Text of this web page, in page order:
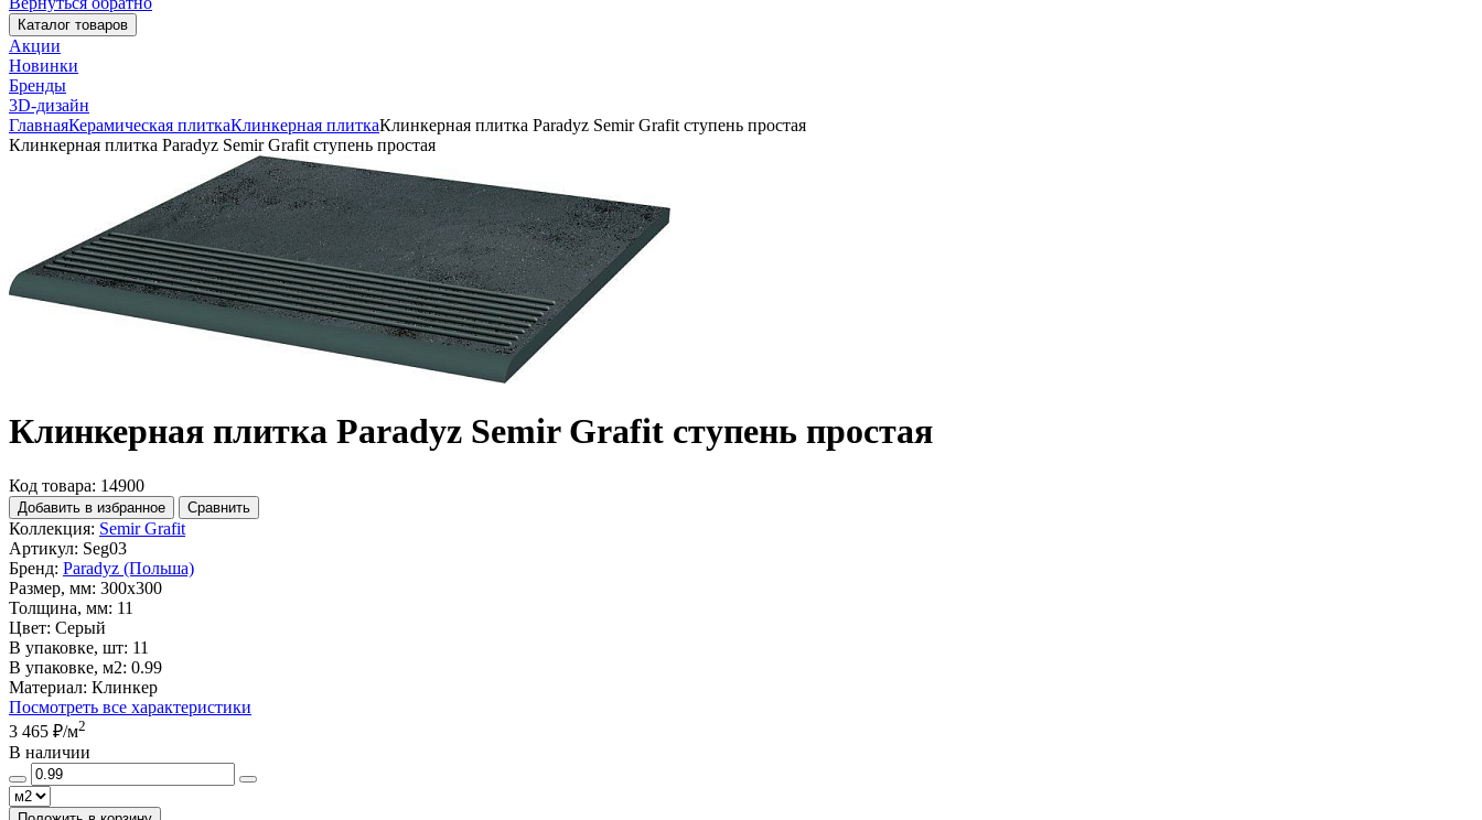
Каталог товаров
Акции
Новинки
Бренды
3D-дизайн
ГлавнаяКерамическая плиткаКлинкерная плиткаКлинкерная плитка Paradyz Semir Grafit ступень простая
Клинкерная плитка Paradyz Semir Grafit ступень простая
Клинкерная плитка Paradyz Semir Grafit ступень простая
Код товара: 14900
Добавить в избранное Сравнить
Коллекция: Semir Grafit
Артикул: Seg03
Бренд: Paradyz (Польша)
Размер, мм: 300x300
Толщина, мм: 11
Цвет: Серый
В упаковке, шт: 11
В упаковке, м2: 0.99
Материал: Клинкер
Посмотреть все характеристики
3 465 ₽/м2
В наличии